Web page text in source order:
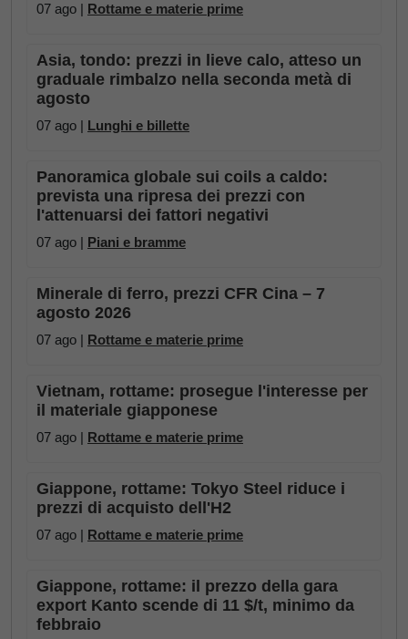
07 ago | Rottame e materie prime
Asia, tondo: prezzi in lieve calo, atteso un
graduale rimbalzo nella seconda metà di
agosto
07 ago | Lunghi e billette
Panoramica globale sui coils a caldo:
prevista una ripresa dei prezzi con
l'attenuarsi dei fattori negativi
07 ago | Piani e bramme
Minerale di ferro, prezzi CFR Cina – 7
agosto 2026
07 ago | Rottame e materie prime
Vietnam, rottame: prosegue l'interesse per
il materiale giapponese
07 ago | Rottame e materie prime
Giappone, rottame: Tokyo Steel riduce i
prezzi di acquisto dell'H2
07 ago | Rottame e materie prime
Giappone, rottame: il prezzo della gara
export Kanto scende di 11 $/t, minimo da
febbraio